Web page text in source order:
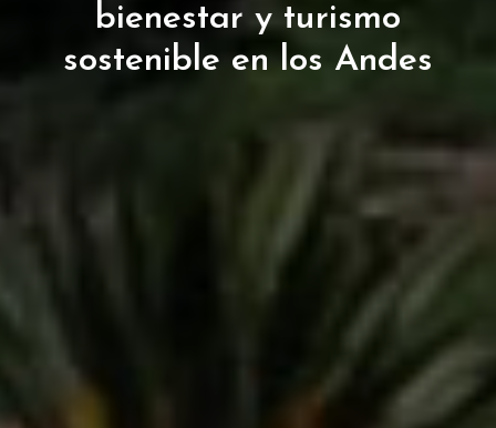
bienestar y turismo
sostenible en los Andes